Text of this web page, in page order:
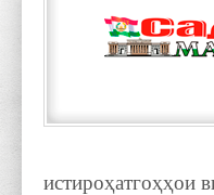
истироҳатгоҳҳои